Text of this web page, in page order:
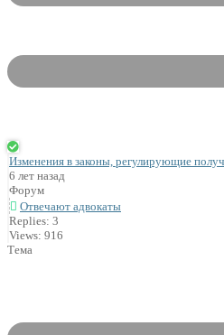
Изменения в законы, регулирующие
6 лет назад
Форум
Отвечают адвокаты
Replies: 3
Views: 916
Тема